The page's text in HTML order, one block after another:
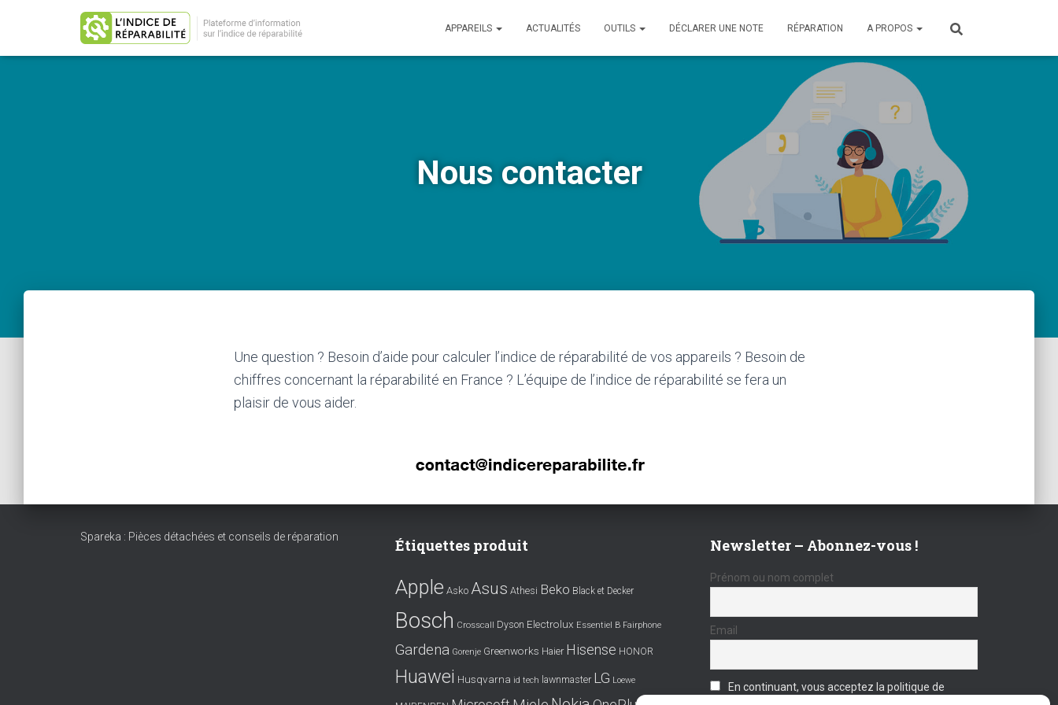
APPAREILS ACTUALITÉS OUTILS DÉCLARER UNE NOTE RÉPARATION A PROPOS
Nous contacter
Une question ? Besoin d’aide pour calculer l’indice de réparabilité de vos appareils ? Besoin de
chiffres concernant la réparabilité en France ? L’équipe de l’indice de réparabilité se fera un
plaisir de vous aider.
Spareka : Pièces détachées et conseils de réparation Étiquettes produit
Apple Asko Asus Athesi Beko Black et Decker
Bosch Crosscall Dyson Electrolux Essentiel B Fairphone
Gardena Gorenje Greenworks Haier Hisense HONOR
Huawei Husqvarna id tech lawnmaster LG Loewe
Newsletter – Abonnez-vous !
Prénom ou nom complet
Email
En continuant, vous acceptez la politique de
confidentialité